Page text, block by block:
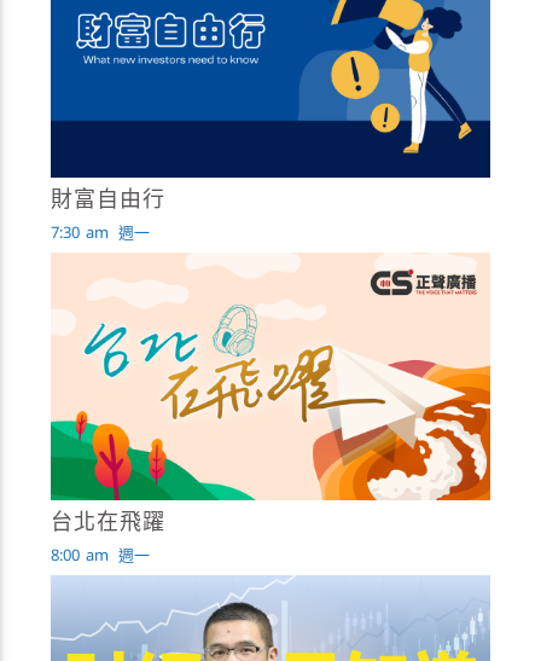
財富自由行
7:30 am 週一
台北在飛躍
8:00 am 週一